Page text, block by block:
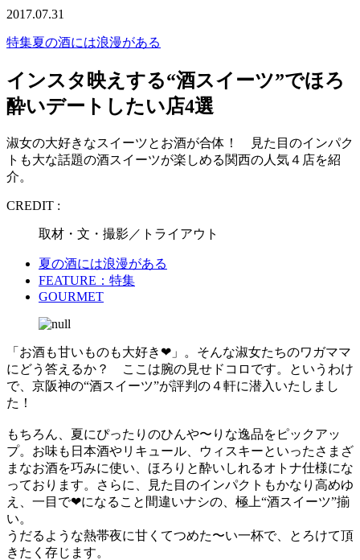
2017.07.31
特集夏の酒には浪漫がある
インスタ映えする“酒スイーツ”でほろ
酔いデートしたい店4選
淑女の大好きなスイーツとお酒が合体！ 見た目のインパク
トも大な話題の酒スイーツが楽しめる関西の人気４店を紹
介。
CREDIT :
取材・文・撮影／トライアウト
夏の酒には浪漫がある
FEATURE：特集
GOURMET
「お酒も甘いものも大好き❤︎」。そんな淑女たちのワガママ
にどう答えるか？ ここは腕の見せドコロです。というわけ
で、京阪神の“酒スイーツ”が評判の４軒に潜入いたしまし
た！
もちろん、夏にぴったりのひんや〜りな逸品をピックアッ
プ。お味も日本酒やリキュール、ウィスキーといったさまざ
まなお酒を巧みに使い、ほろりと酔いしれるオトナ仕様にな
っております。さらに、見た目のインパクトもかなり高めゆ
え、一目で❤︎になること間違いナシの、極上“酒スイーツ”揃
い。
うだるような熱帯夜に甘くてつめた〜い一杯で、とろけて頂
きたく存じます。